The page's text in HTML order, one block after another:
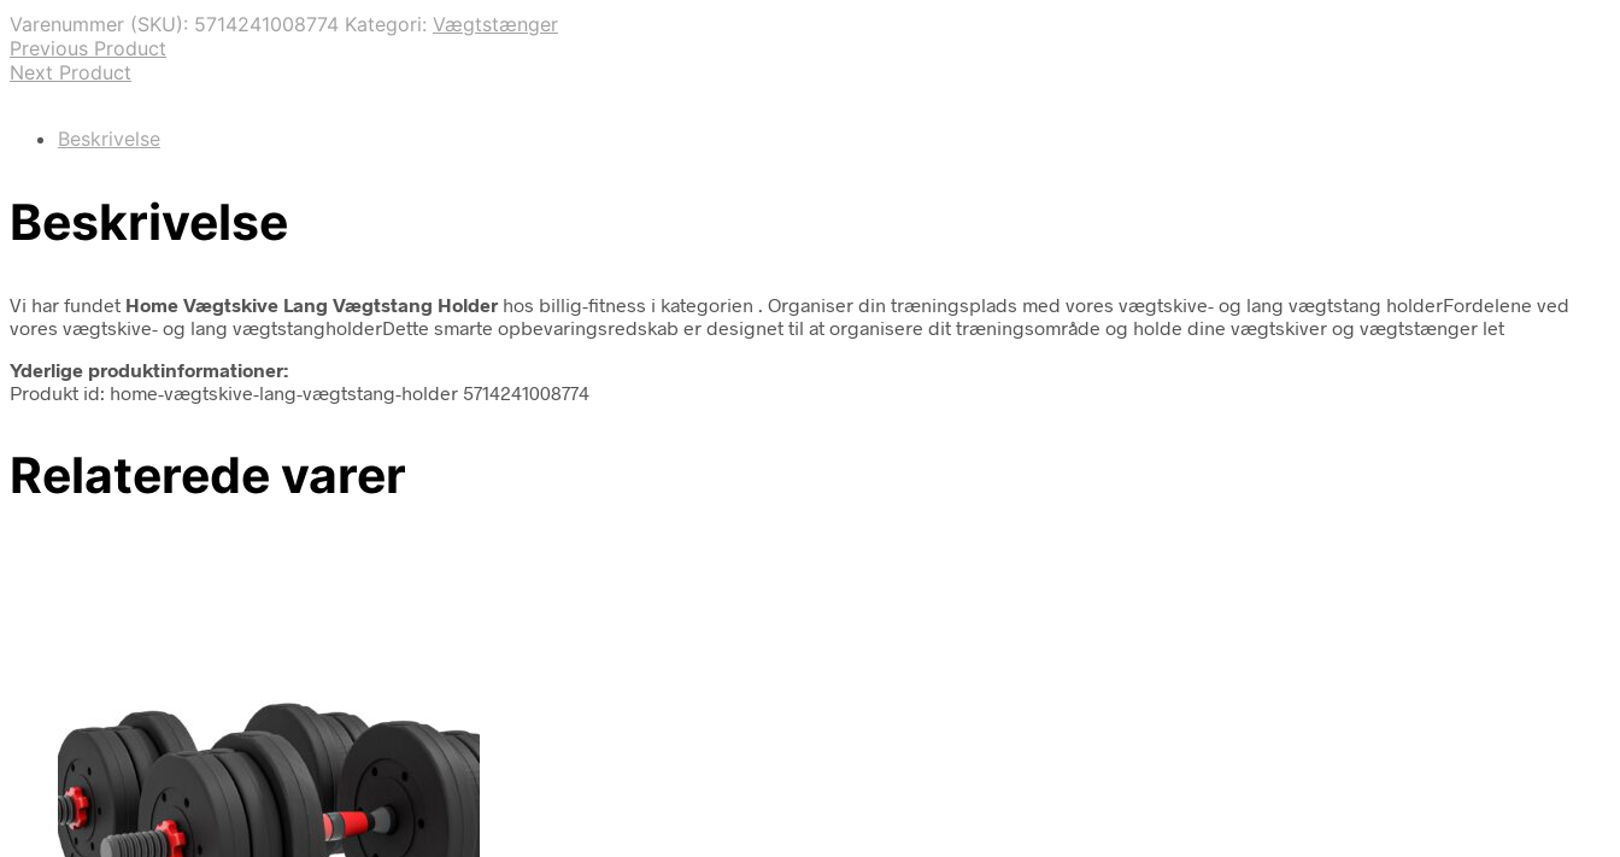
Varenummer (SKU): 5714241008774 Kategori: Vægtstænger
Previous Product
Next Product
Beskrivelse
Beskrivelse
Vi har fundet Home Vægtskive Lang Vægtstang Holder hos billig-fitness i kategorien
. Organiser din træningsplads med vores vægtskive- og lang vægtstang holderFordelene ved
vores vægtskive- og lang vægtstangholderDette smarte opbevaringsredskab er designet til at organisere dit træningsområde og holde dine vægtskiver og vægtstænger let
Yderlige produktinformationer:
Produkt id: home-vægtskive-lang-vægtstang-holder 5714241008774
Relaterede varer